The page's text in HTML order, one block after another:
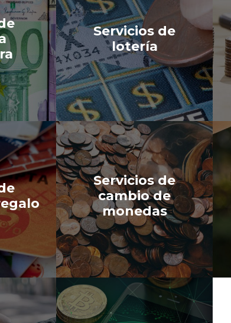
Servicios de
lotería
Servicios de
cambio de
monedas